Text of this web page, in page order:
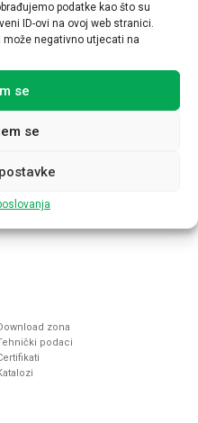
podatke kao što su
ID-ovi na ovoj web stranici.
negativno utjecati na
se
se
plus.hr
zona
podaci